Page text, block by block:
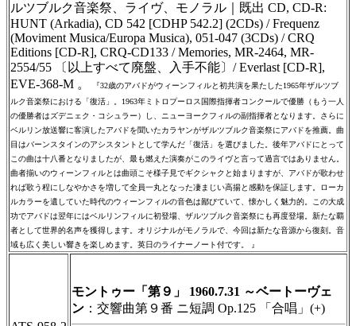
ルツブルク音楽祭、ライヴ、モノラル｜既出 CD, CD-R:
HUNT (Arkadia), CD 542 [CDHP 542.2] (2CDs) / Frequenz
(Moviment Musica/Europa Musica), 051-047 (3CDs) / CRQ
Editions [CD-R], CRQ-CD133 / Memories, MR-2464, MR-
2554/55 〔以上すべて廃盤、入手不能〕/ Everlast [CD-R],
EVE-368-M 。
『32歳のアバドがウィーンフィルと初共演を果たした1965年ザルツブ
ルク音楽祭における「復活」。1963年ミトロプーロス国際指揮者コンクールで優勝（もう一人
の優勝者はズデニェク・コシュラー）し、ニューヨークフィルの副指揮者となります。さらに
ベルリン放送響に客演したアバドを聞いたカラヤンがザルツブルク音楽祭にアバドを推薦。曲
目はバーンスタインのアシスタントとして学んだ「復活」を選びました。後年アバドにとって
この曲は十八番となりましたが、最も燃えた演奏がこのライヴと言って過言ではありません。
曲者揃いのウィーンフィルとは曲頭こそ様子見でギクシャクと始まりますが、アバドが歌わせ
れば歌う程にしなやかさを増して全員一丸となった凄まじい高揚と感動を保証します。ローカ
ルカラーを遺していた時代のウィーンフィルの音色は鄙びていて、懐かしく魅力的。この大成
功でアバドは翌年にはベルリンフィルに初登場、ザルツブルク音楽祭にも再度登場。新たな覇
者として世界的名声を獲得します。オリジナルがモノラルで、今回は新たな音源から復刻。音
域も広く美しい響きを楽しめます。英日のライナーノート付です。 』
モントゥー「第９」 1960.7.31 ～ベートーヴェ
ン ：交響曲第９番 ニ短調 Op.125 「合唱」(+)